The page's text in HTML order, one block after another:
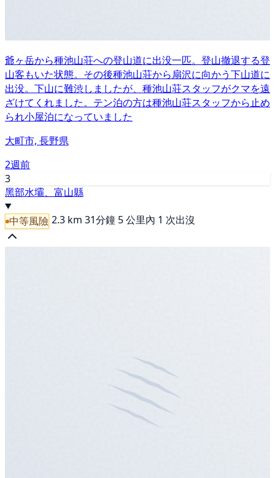
爺ヶ岳から種池山荘への登山道に出没一匹。登山撤退する登
山客もいた状態。その後種池山荘から扇沢に向かう下山道に
出没。下山に難渋しましたが、種池山荘スタッフがクマを遠
ざけてくれました。テン泊の方は種池山荘スタッフから止め
られ小屋泊になっていました
大町市, 長野県
2週前
3
黑部水壩、富山縣
中等風險 2.3 km 31分鐘 5 公里內 1 次出沒